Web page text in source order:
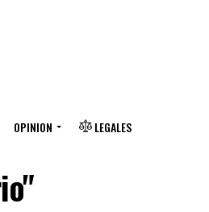
OPINION LEGALES